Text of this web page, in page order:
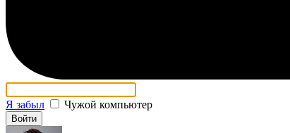
Я забыл Чужой компьютер
Войти